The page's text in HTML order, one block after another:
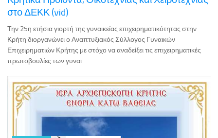
Την 25η ετήσια γιορτή της γυναικείας επιχειρηματικότητας στην
Κρήτη διοργανώνει ο Αναπτυξιακός Σύλλογος Γυναικών
Επιχειρηματιών Κρήτης με στόχο να αναδείξει τις επιχειρηματικές
πρωτοβουλίες των γυναι
Πολιτισμός Τετάρτη 05.08.2026